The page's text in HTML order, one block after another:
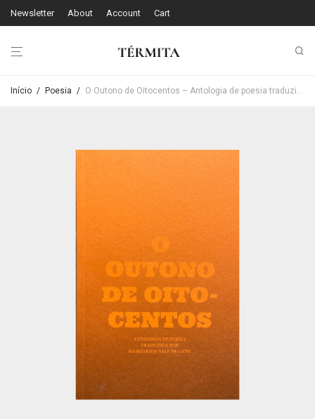
Newsletter About Account Cart
Início / Poesia / O Outono de Oitocentos – Antologia de poesia traduzida por Margarida Vale de Gato